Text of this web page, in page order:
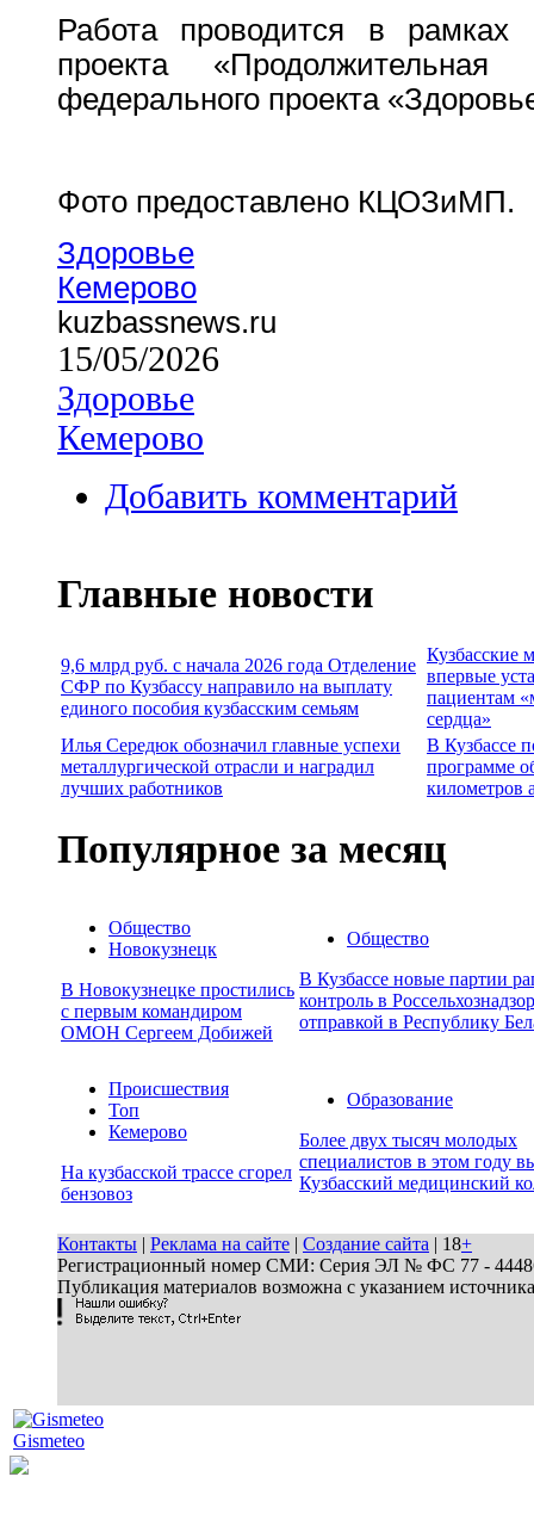
Работа проводится в рамках
проекта
федерального проекта
Фото предоставлено КЦОЗиМП.
Здоровье
Кемерово
kuzbassnews.ru
15/05/2026
Здоровье
Кемерово
Добавить комментарий
Главные новости
9,6 млрд руб. с начала 2026 года Отделение
СФР по Кузбассу направило на выплату
единого пособия кузбасским семьям
Кузбасские
впервые
пациентам
сердца»
Илья Середюк обозначил главные успехи
металлургической отрасли и наградил
лучших работников
В Кузбассе
программе
километров
Популярное за месяц
Общество
Новокузнецк
В Новокузнецке простились
с первым командиром
ОМОН Сергеем Добижей
Общество
В Кузбассе новые партии
контроль в
отправкой в Республику
Происшествия
Топ
Кемерово
На кузбасской трассе сгорел
бензовоз
Образование
Более двух тысяч молодых
специалистов в этом году
Кузбасский медицинский
Контакты | Реклама на сайте | Создание сайта | 18+
Регистрационный номер СМИ: Серия ЭЛ № ФС 77 - 44486
Публикация материалов возможна с указанием
Gismeteo